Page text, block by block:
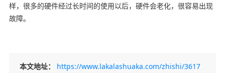
样，很多的硬件经过长时间的使用以后，硬件会老化，很容易出现
故障。
本文地址：
https://www.lakalashuaka.com/zhishi/3617